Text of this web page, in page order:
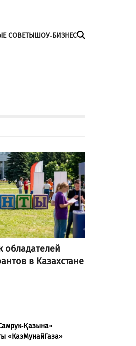
СОВЕТЫШОУ-БИЗНЕС
обладателей
в Казахстане
Қазына»
«КазМунайГаза»